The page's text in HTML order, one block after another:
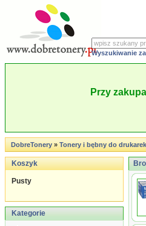
Wyszukiwanie
Przy
DobreTonery»Tonery i bębny do drukarek
Koszyk
Pusty
Kategorie